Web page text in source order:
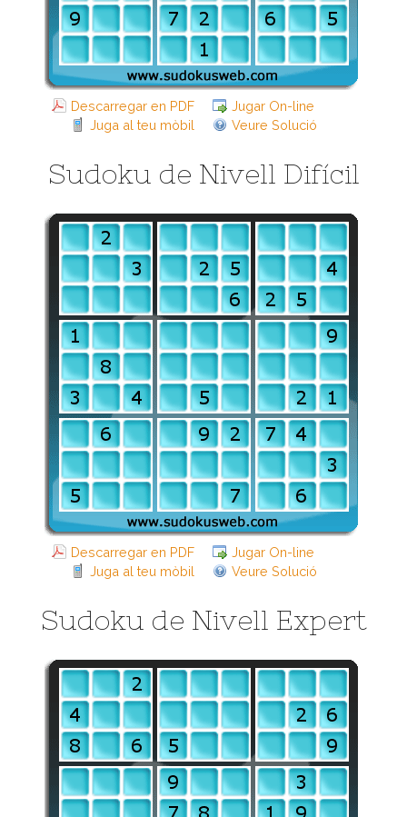
Descarregar en PDF
Jugar On-line
Juga al teu mòbil
Veure Solució
Sudoku de Nivell Difícil
Descarregar en PDF
Jugar On-line
Juga al teu mòbil
Veure Solució
Sudoku de Nivell Expert